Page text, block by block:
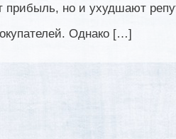
прибыль, но и ухудшают
Однако […]